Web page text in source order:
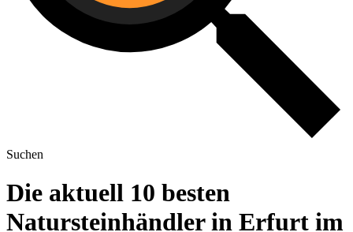
Suchen
Die aktuell 10 besten
Natursteinhändler in Erfurt im